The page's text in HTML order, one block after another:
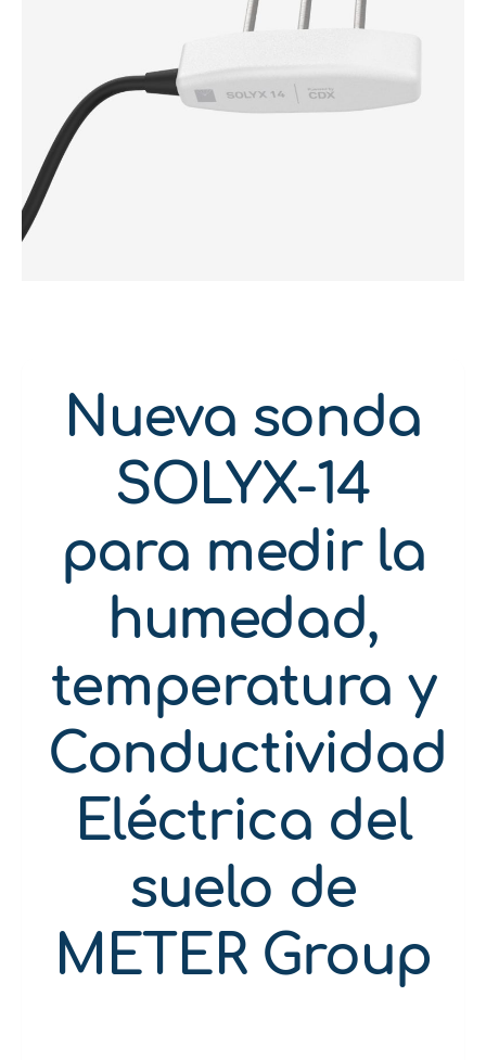
Nueva sonda
SOLYX-14
para medir la
humedad,
temperatura y
Conductividad
Eléctrica del
suelo de
METER Group